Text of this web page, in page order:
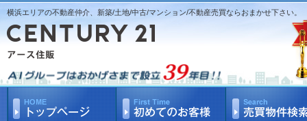
横浜エリアの不動産仲介、新築/土地/中古/マンション/不動産売買ならおまかせ下さい。